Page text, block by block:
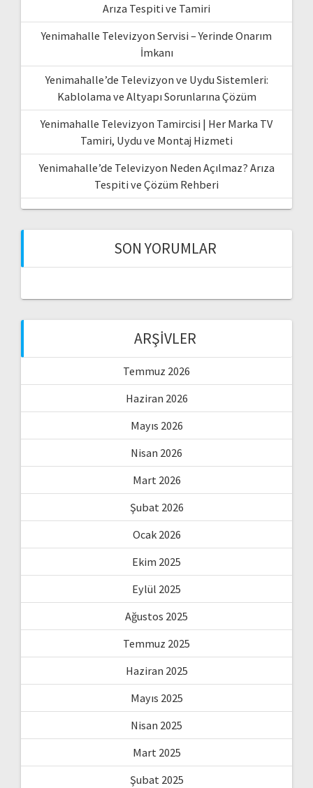
Arıza Tespiti ve Tamiri
Yenimahalle Televizyon Servisi – Yerinde Onarım
İmkanı
Yenimahalle’de Televizyon ve Uydu Sistemleri:
Kablolama ve Altyapı Sorunlarına Çözüm
Yenimahalle Televizyon Tamircisi | Her Marka TV
Tamiri, Uydu ve Montaj Hizmeti
Yenimahalle’de Televizyon Neden Açılmaz? Arıza
Tespiti ve Çözüm Rehberi
SON YORUMLAR
ARŞIVLER
Temmuz 2026
Haziran 2026
Mayıs 2026
Nisan 2026
Mart 2026
Şubat 2026
Ocak 2026
Ekim 2025
Eylül 2025
Ağustos 2025
Temmuz 2025
Haziran 2025
Mayıs 2025
Nisan 2025
Mart 2025
Şubat 2025